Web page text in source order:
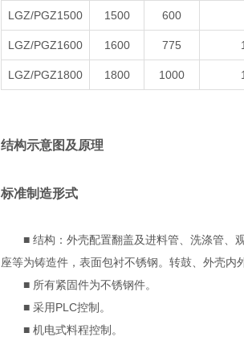
LGZ/PGZ1500 1500 600
LGZ/PGZ1600 1600 775
LGZ/PGZ1800 1800 1000
结构示意图及原理
标准制造形式
■ 结构：外壳配置翻盖及进料管、洗涤管、观
座等为铸造件，表面包衬不锈钢。转鼓、外壳内
■ 所有紧固件为不锈钢件。
■ 采用PLC控制。
■ 机电式料程控制。